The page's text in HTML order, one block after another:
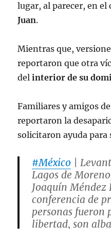
lugar, al parecer, en el
Juan.
Mientras que,
reportaron que otra
delinterior de su
Familiares y amigos
reportaron la
solicitaron ayuda para
#México |
Lagos de
Joaquín
conferencia de
personas fueron
libertad, son